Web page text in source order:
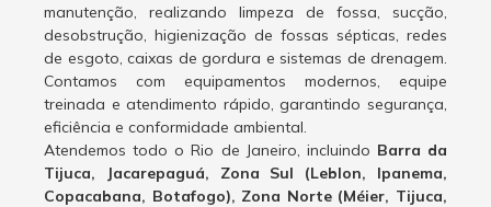
manutenção, realizando limpeza de fossa, sucção,
desobstrução, higienização de fossas sépticas, redes
de esgoto, caixas de gordura e sistemas de drenagem.
Contamos com equipamentos modernos, equipe
treinada e atendimento rápido, garantindo segurança,
eficiência e conformidade ambiental.
Atendemos todo o Rio de Janeiro, incluindo Barra da
Tijuca, Jacarepaguá, Zona Sul (Leblon, Ipanema,
Copacabana, Botafogo), Zona Norte (Méier, Tijuca,